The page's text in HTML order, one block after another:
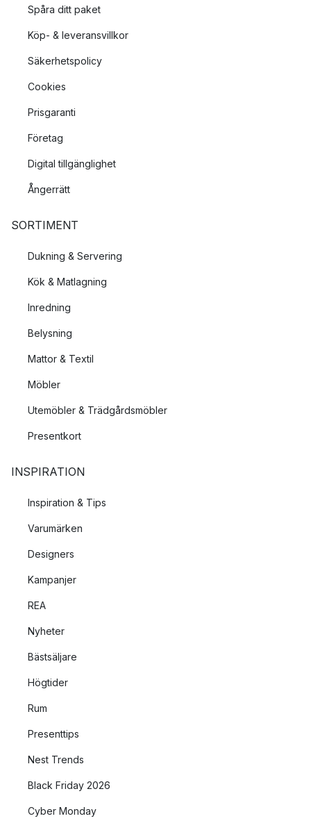
Spåra ditt paket
Köp- & leveransvillkor
Säkerhetspolicy
Cookies
Prisgaranti
Företag
Digital tillgänglighet
Ångerrätt
SORTIMENT
Dukning & Servering
Kök & Matlagning
Inredning
Belysning
Mattor & Textil
Möbler
Utemöbler & Trädgårdsmöbler
Presentkort
INSPIRATION
Inspiration & Tips
Varumärken
Designers
Kampanjer
REA
Nyheter
Bästsäljare
Högtider
Rum
Presenttips
Nest Trends
Black Friday 2026
Cyber Monday